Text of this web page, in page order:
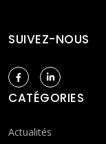
SUIVEZ-NOUS
CATÉGORIES
Actualités